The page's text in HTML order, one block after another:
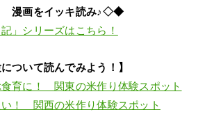
漫画をイッキ読み♪◇◆
」シリーズはこちら！
ついて読んでみよう！】
育に！ 関東の米作り体験スポット
！ 関西の米作り体験スポット